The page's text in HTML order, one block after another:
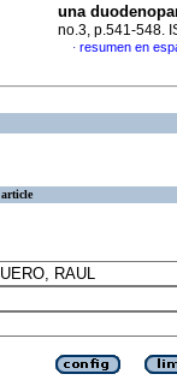
una
no.3, p.541-548.
· resumen en
article